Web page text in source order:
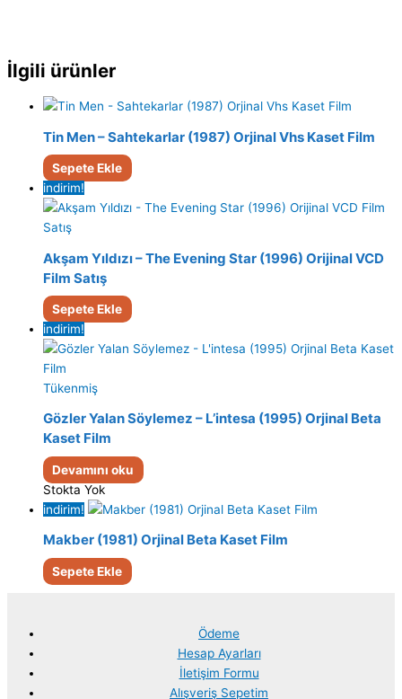
İlgili ürünler
Tin Men – Sahtekarlar (1987) Orjinal Vhs Kaset Film
Sepete Ekle
indirim!
Akşam Yıldızı – The Evening Star (1996) Orijinal VCD
Film Satış
Sepete Ekle
indirim!
Tükenmiş
Gözler Yalan Söylemez – L’intesa (1995) Orjinal Beta
Kaset Film
Devamını oku
Stokta Yok
indirim!
Makber (1981) Orjinal Beta Kaset Film
Sepete Ekle
Ödeme
Hesap Ayarları
İletişim Formu
Alışveriş Sepetim